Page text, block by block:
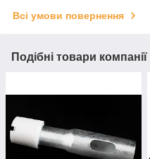
Всі умови повернення
Подібні товари компанії